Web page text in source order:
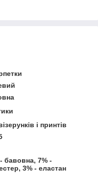
і принтів
бавовна, 7% -
3% - еластан